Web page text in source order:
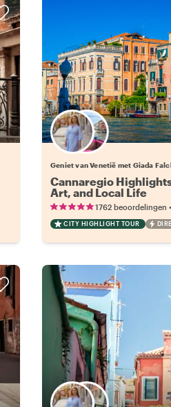
14 andere locals
Geniet van Venetië met Giada
Cannaregio
Art, and Local Life
1762 beoordelingen •
CITY HIGHLIGHT TOUR